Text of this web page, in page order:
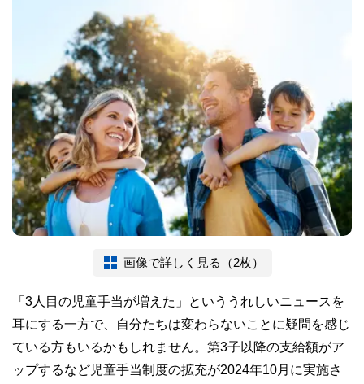
画像で詳しく見る（2枚）
「3人目の児童手当が増えた」といううれしいニュースを
耳にする一方で、自分たちは変わらないことに疑問を感じ
ている方もいるかもしれません。第3子以降の支給額がア
ップするなど児童手当制度の拡充が2024年10月に実施さ